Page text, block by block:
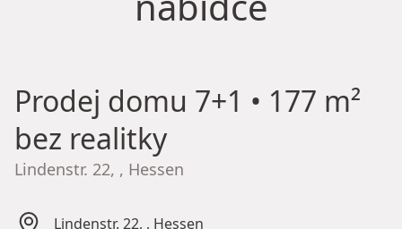
Prodej domu 7+1 • 177 m²
bez realitky
Lindenstr. 22, , Hessen
Lindenstr. 22, , Hessen